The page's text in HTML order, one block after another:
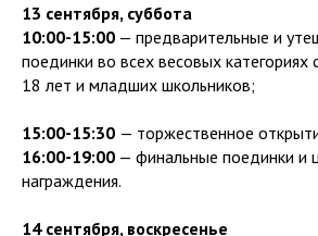
13 сентября, суббота
10:00-15:00 — предварительные и
поединки во всех весовых
18 лет и младших школьников;
15:00-15:30 — торжественное
16:00-19:00 — финальные поединки и
награждения.
14 сентября, воскресенье